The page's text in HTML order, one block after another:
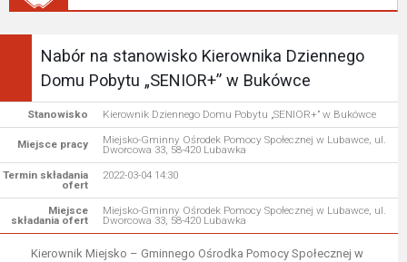
Nabór na stanowisko Kierownika Dziennego
Domu Pobytu „SENIOR+” w Bukówce
Stanowisko Kierownik Dziennego Domu Pobytu „SENIOR+” w Bukówce
Miejsce pracy Miejsko-Gminny Ośrodek Pomocy Społecznej w Lubawce, ul.
Dworcowa 33, 58-420 Lubawka
Termin składania
ofert
2022-03-04 14:30
Miejsce
składania ofert
Miejsko-Gminny Ośrodek Pomocy Społecznej w Lubawce, ul.
Dworcowa 33, 58-420 Lubawka
Kierownik Miejsko – Gminnego Ośrodka Pomocy Społecznej w